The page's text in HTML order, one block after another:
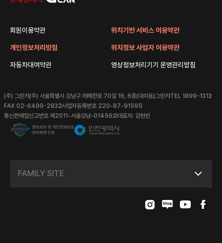
회원이용약관
개인정보처리방침
자동차대여약관
위치기반 서비스 이용약관
위치정보 사업자 이용약관
영상정보처리기기 운영관리방침
(주) 그린카(주) 서울특별시 강남구 테헤란로 70길 16, 6층(대치동)그린카TEL 1899-1313
FAX 02-6499-2832사업자등록번호 220-87-91595
통신판매업신고번호 제2011-서울강남-01456호대표자: 강현빈